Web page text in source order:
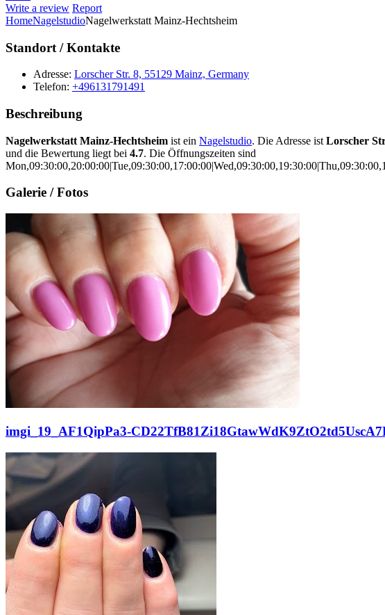
Write a review Report
HomeNagelstudioNagelwerkstatt Mainz-Hechtsheim
Standort / Kontakte
Adresse: Lorscher Str. 8, 55129 Mainz, Germany
Telefon: +496131791491
Beschreibung
Nagelwerkstatt Mainz-Hechtsheim ist ein Nagelstudio. Die Adresse ist Lorscher
und die Bewertung liegt bei 4.7. Die Öffnungszeiten sind
Galerie / Fotos
imgi_19_AF1QipPa3-